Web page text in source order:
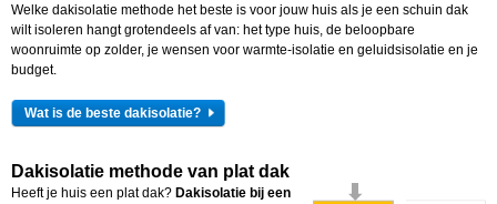
Welke dakisolatie methode het beste is voor jouw huis als je een schuin dak
wilt isoleren hangt grotendeels af van: het type huis, de beloopbare
woonruimte op zolder, je wensen voor warmte-isolatie en geluidsisolatie en je
budget.
Wat is de beste dakisolatie?
Dakisolatie methode van plat dak
Heeft je huis een plat dak? Dakisolatie bij een